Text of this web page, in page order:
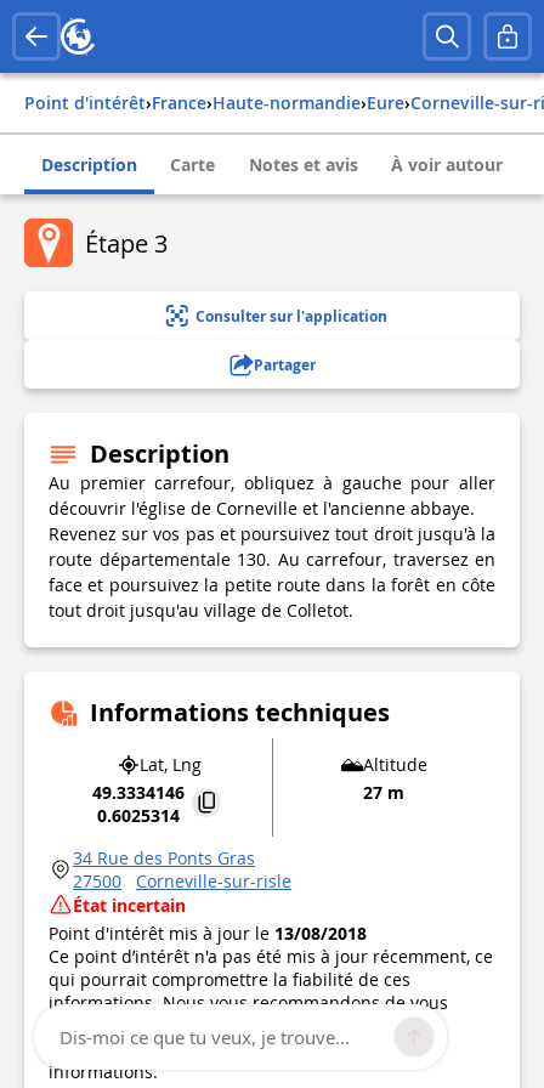
Point d'intérêt› france› haute-normandie› eure› corneville-sur-
Description Carte Notes et avis À voir autour
Étape 3
Consulter sur l'application
Partager
Description
Au premier carrefour, obliquez à gauche pour aller
découvrir l'église de Corneville et l'ancienne abbaye.
Revenez sur vos pas et poursuivez tout droit jusqu'à la
route départementale 130. Au carrefour, traversez en
face et poursuivez la petite route dans la forêt en côte
tout droit jusqu'au village de Colletot.
Informations techniques
Lat, Lng
49.3334146
0.6025314
Altitude
27 m
34 Rue des Ponts Gras
27500
Corneville-sur-risle
État incertain
Point d'intérêt mis à jour le 13/08/2018
Ce point d’intérêt n'a pas été mis à jour récemment, ce
qui pourrait compromettre la fiabilité de ces
informations. Nous vous recommandons de vous
renseigner et de prendre toutes les précautions
nécessaires. Si vous en êtes l'auteur, vérifiez vos
informations.
Dis-moi ce que tu veux, je trouve...